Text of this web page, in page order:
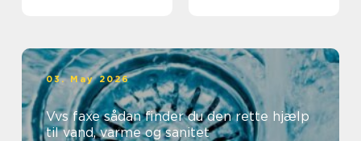
03. May 2026
Vvs faxe sådan finder du den rette hjælp
til vand, varme og sanitet